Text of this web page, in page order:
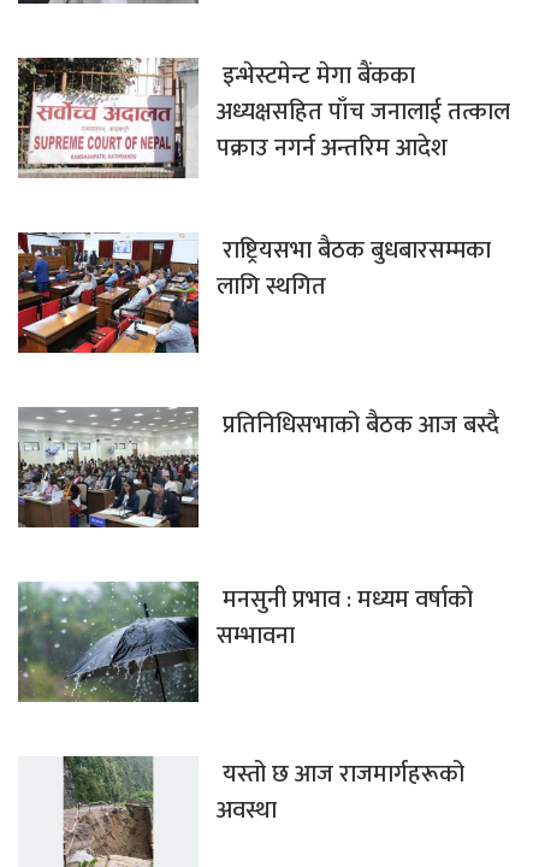
इन्भेस्टमेन्ट मेगा बैंकका
अध्यक्षसहित पाँच जनालाई तत्काल
पक्राउ नगर्न अन्तरिम आदेश
राष्ट्रियसभा बैठक बुधबारसम्मका
लागि स्थगित
प्रतिनिधिसभाको बैठक आज बस्दै
मनसुनी प्रभाव : मध्यम वर्षाको
सम्भावना
यस्तो छ आज राजमार्गहरूको
अवस्था